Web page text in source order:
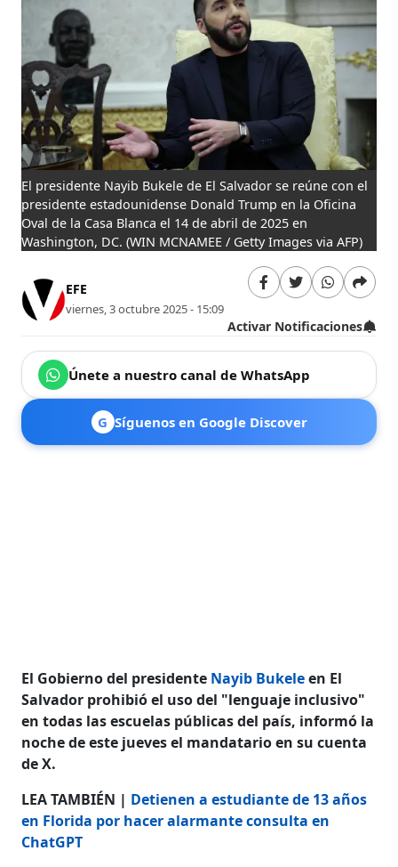
El presidente Nayib Bukele de El Salvador se reúne con el
presidente estadounidense Donald Trump en la Oficina
Oval de la Casa Blanca el 14 de abril de 2025 en
Washington, DC. (WIN MCNAMEE / Getty Images via AFP)
EFE
viernes, 3 octubre 2025 - 15:09
Activar Notificaciones
Únete a nuestro canal de WhatsApp
G Síguenos en Google Discover
El Gobierno del presidente Nayib Bukeleen El
Salvador prohibió el uso del "lenguaje inclusivo"
en todas las escuelas públicas del país, informó la
noche de este jueves el mandatario en su cuenta
de X.
LEA TAMBIÉN | Detienen a estudiante de 13 años
en Florida por hacer alarmante consulta en
ChatGPT